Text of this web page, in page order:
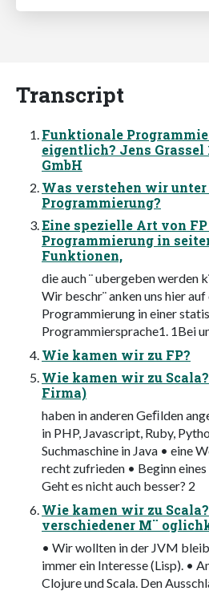
Transcript
Funktionale
eigentlich? Jens Grassel
GmbH
Was verstehen wir
Programmierung?
Eine spezielle Art von
Programmierung in
Funktionen,
die auch ¨ ubergeben werden
Wir beschr¨ anken uns hier
Programmierung in einer
Programmiersprache1. 1Bei
Wie kamen wir zu FP?
Wie kamen wir zu
Firma)
haben in anderen Geﬁlden
in PHP, Javascript, Ruby,
Suchmaschine in Java • eine
recht zufrieden • Beginn
Geht es nicht auch besser? 2
Wie kamen wir zu
verschiedener M¨
• Wir wollten in der JVM
immer ein Interesse (Lisp). •
Clojure und Scala. Den